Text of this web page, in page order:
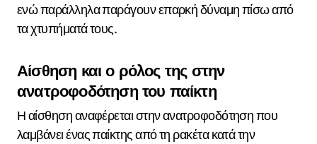
ενώ παράλληλα παράγουν επαρκή δύναμη πίσω από
τα χτυπήματά τους.
Αίσθηση και ο ρόλος της στην
ανατροφοδότηση του παίκτη
Η αίσθηση αναφέρεται στην ανατροφοδότηση που
λαμβάνει ένας παίκτης από τη ρακέτα κατά την